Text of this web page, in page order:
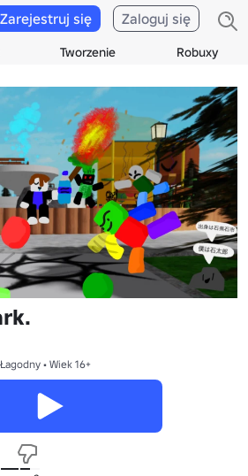
Tworzenie Robuxy
Zarejestruj się Zaloguj się
• Wiek 16+